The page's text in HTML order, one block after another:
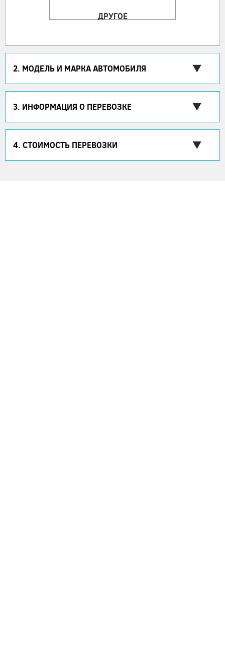
ДРУГОЕ
2. МОДЕЛЬ И МАРКА АВТОМОБИЛЯ
3. ИНФОРМАЦИЯ О ПЕРЕВОЗКЕ
4. СТОИМОСТЬ ПЕРЕВОЗКИ